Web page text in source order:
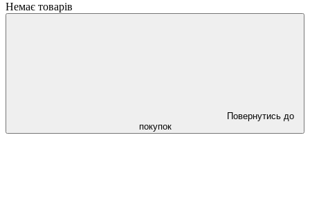
Немає товарів
Повернутись до
покупок